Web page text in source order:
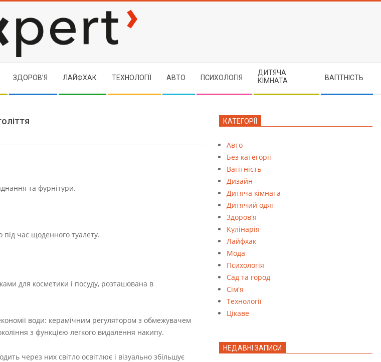
ЗДОРОВ’Я ЛАЙФХАК ТЕХНОЛОГІЇ АВТО ПСИХОЛОГІЯ
ДИТЯЧА
КІМНАТА
ВАГІТНІСТЬ
та фурнітури.
під час щоденного туалету.
для косметики і посуду, розташована в
води: керамічним регулятором з обмежувачем
з функцією легкого видалення накипу.
через них світло освітлює і візуально збільшує
КАТЕГОРІЇ
Авто
Без категорії
Вагітність
Дизайн
Дитяча кімната
Дитячий одяг
Здоров'я
Кулінарія
Лайфхак
Мода
Психологія
Сад та город
Сім'я
Технології
Цікаве
НЕДАВНІ ЗАПИСИ